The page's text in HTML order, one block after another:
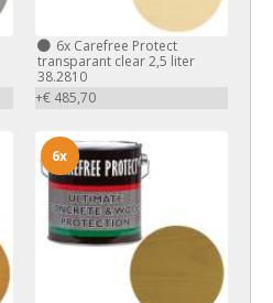
6xCarefree Protect
transparant clear 2,5 liter
38.2810
+€ 485,70
6x